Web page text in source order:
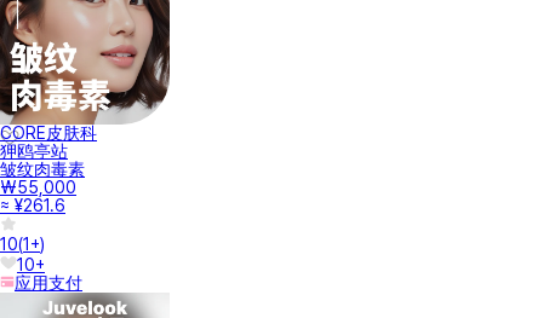
CORE皮肤科
狎鸥亭站
皱纹肉毒素
₩55,000
≈ ¥261.6
10(1+)
10+
应用支付